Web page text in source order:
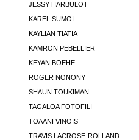
JESSY HARBULOT
KAREL SUMOI
KAYLIAN TIATIA
KAMRON PEBELLIER
KEYAN BOEHE
ROGER NONONY
SHAUN TOUKIMAN
TAGALOA FOTOFILI
TOAANI VINOIS
TRAVIS LACROSE-ROLLAND